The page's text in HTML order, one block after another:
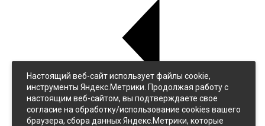
Джинс
Однотонный
Принтованный
Настоящий веб-сайт использует файлы cookie,
инструменты Яндекс.Метрики. Продолжая работу с
настоящим веб-сайтом, вы подтверждаете свое
согласие на обработку/использование cookies вашего
браузера, сбора данных Яндекс.Метрики, которые